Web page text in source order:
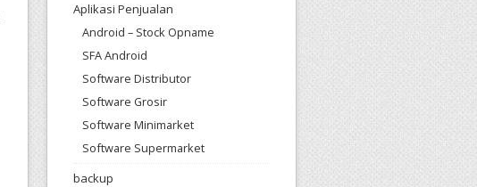
Aplikasi Penjualan
Android – Stock Opname
SFA Android
Software Distributor
Software Grosir
Software Minimarket
Software Supermarket
backup